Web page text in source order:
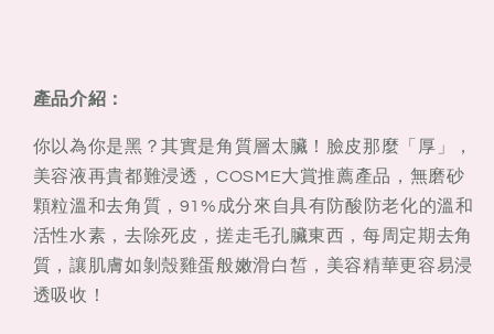
250ml
產品介紹：
你以為你是黑？其實是角質層太臟！臉皮那麼「厚」，
美容液再貴都難浸透，COSME大賞推薦產品，無磨砂
顆粒溫和去角質，91%成分來自具有防酸防老化的溫和
活性水素，去除死皮，搓走毛孔臟東西，每周定期去角
質，讓肌膚如剝殼雞蛋般嫩滑白皙，美容精華更容易浸
透吸收！